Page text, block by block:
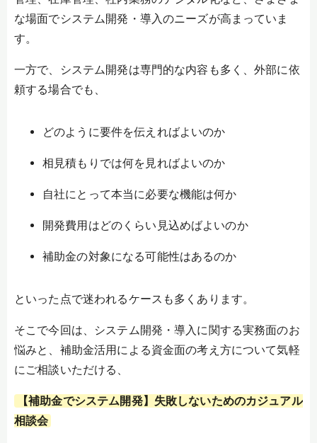
な場面でシステム開発・導入のニーズが高まっていま
す。
一方で、システム開発は専門的な内容も多く、外部に依
頼する場合でも、
どのように要件を伝えればよいのか
相見積もりでは何を見ればよいのか
自社にとって本当に必要な機能は何か
開発費用はどのくらい見込めばよいのか
補助金の対象になる可能性はあるのか
といった点で迷われるケースも多くあります。
そこで今回は、システム開発・導入に関する実務面のお
悩みと、補助金活用による資金面の考え方について気軽
にご相談いただける、
【補助金でシステム開発】失敗しないためのカジュアル
相談会